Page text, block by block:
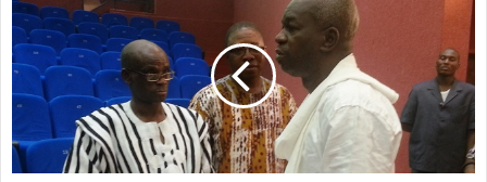
r
u
e
i
s